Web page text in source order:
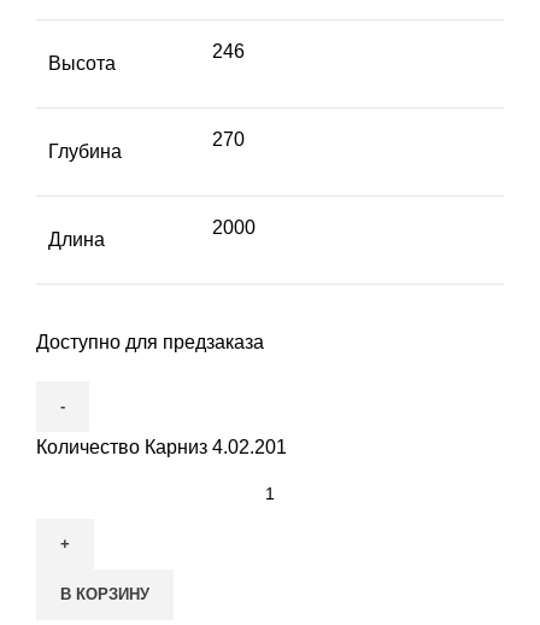
Высота
246
Глубина
270
Длина
2000
Доступно для предзаказа
Количество Карниз 4.02.201
В КОРЗИНУ